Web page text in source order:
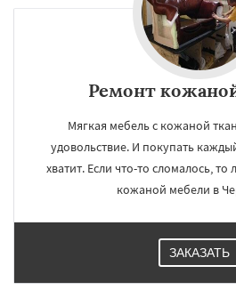
Ремонт
Мягкая мебель с кожаной
удовольствие. И покупать
хватит. Если что-то сломалось,
кожаной мебели в
ЗАКАЗАТЬ